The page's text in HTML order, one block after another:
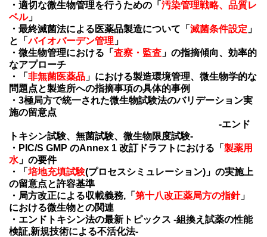
・適切な微生物管理を行うための「 汚染管理戦略、品質レ
ベル」
・最終滅菌法による医薬品製造について「 滅菌条件設定 」
と「バイオバーデン管理 」
・微生物管理における「 査察・監査 」の指摘傾向、効率的
なアプローチ
・「 非無菌医薬品 」における製造環境管理、微生物学的な
問題点と製造所への指摘事項の具体的事例
・3極局方で統一された微生物試験法のバリデーション実
施の留意点
-エンド
トキシン試験、無菌試験、微生物限度試験-
・PIC/S GMP のAnnex 1 改訂ドラフトにおける「 製薬用
水 」の要件
・「 培地充填試験(プロセスシミュレーション)」の実施上
の留意点と許容基準
・局方改正による収載義務,「 第十八改正薬局方の指針」
における微生物との関連
・エンドトキシン法の最新トピックス -組換え試薬の性能
検証,新規技術による不活化法-